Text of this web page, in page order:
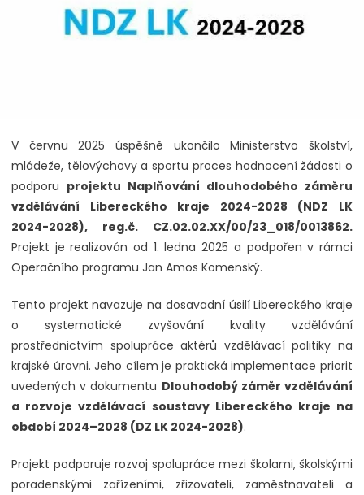
V červnu 2025 úspěšně ukončilo Ministerstvo školství,
mládeže, tělovýchovy a sportu proces hodnocení žádosti o
podporu projektu Naplňování dlouhodobého záměru
vzdělávání Libereckého kraje 2024-2028 (NDZ LK
2024-2028), reg.č. CZ.02.02.XX/00/23_018/0013862.
Projekt je realizován od 1. ledna 2025 a podpořen v rámci
Operačního programu Jan Amos Komenský.
Tento projekt navazuje na dosavadní úsilí Libereckého kraje
o systematické zvyšování kvality vzdělávání
prostřednictvím spolupráce aktérů vzdělávací politiky na
krajské úrovni. Jeho cílem je praktická implementace priorit
uvedených v dokumentu Dlouhodobý záměr vzdělávání
a rozvoje vzdělávací soustavy Libereckého kraje na
období 2024–2028 (DZ LK 2024-2028).
Projekt podporuje rozvoj spolupráce mezi školami, školskými
poradenskými zařízeními, zřizovateli, zaměstnavateli a